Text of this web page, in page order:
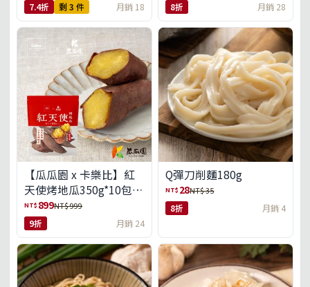
7.4折 剩 3 件 月銷 18 8折 月銷 28
【瓜瓜園 x 卡樂比】紅
天使烤地瓜350g*10包
(免運組)
NT$ 899NT$ 999
9折 月銷 24
Q彈刀削麵180g
NT$ 28NT$ 35
8折 月銷 4